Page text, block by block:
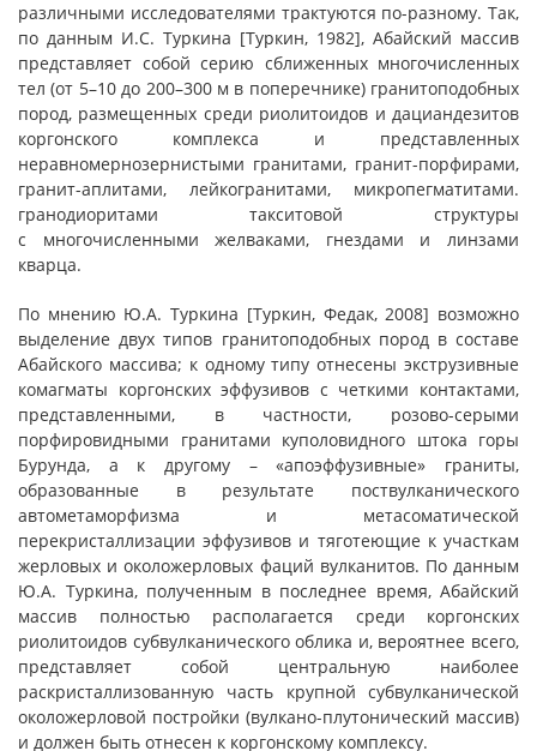
различными исследователями трактуются по-разному. Так,
по данным И.С. Туркина [Туркин, 1982], Абайский массив
представляет собой серию сближенных многочисленных
тел (от 5–10 до 200–300 м в поперечнике) гранитоподобных
пород, размещенных среди риолитоидов и дациандезитов
коргонского комплекса и представленных
неравномернозернистыми гранитами, гранит-порфирами,
гранит-аплитами, лейкогранитами, микропегматитами.
гранодиоритами такситовой структуры
с многочисленными желваками, гнездами и линзами
кварца.
По мнению Ю.А. Туркина [Туркин, Федак, 2008] возможно
выделение двух типов гранитоподобных пород в составе
Абайского массива; к одному типу отнесены экструзивные
комагматы коргонских эффузивов с четкими контактами,
представленными, в частности, розово-серыми
порфировидными гранитами куполовидного штока горы
Бурунда, а к другому – «апоэффузивные» граниты,
образованные в результате поствулканического
автометаморфизма и метасоматической
перекристаллизации эффузивов и тяготеющие к участкам
жерловых и околожерловых фаций вулканитов. По данным
Ю.А. Туркина, полученным в последнее время, Абайский
массив полностью располагается среди коргонских
риолитоидов субвулканического облика и, вероятнее всего,
представляет собой центральную наиболее
раскристаллизованную часть крупной субвулканической
околожерловой постройки (вулкано-плутонический массив)
и должен быть отнесен к коргонскому комплексу.